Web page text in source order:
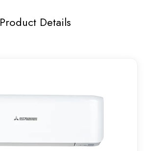
Product Details